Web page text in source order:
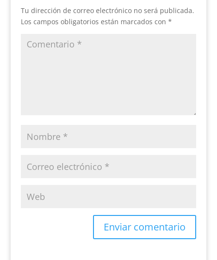
Tu dirección de correo electrónico no será publicada.
Los campos obligatorios están marcados con *